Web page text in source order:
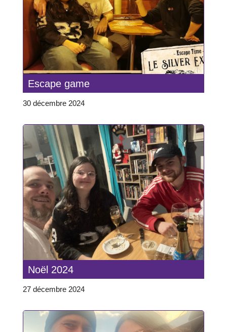
Escape game
30 décembre 2024
Noël 2024
27 décembre 2024